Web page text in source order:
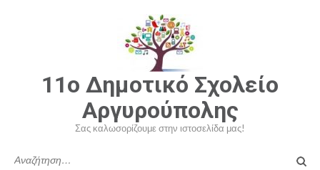
11o Δημοτικό Σχολείο
Αργυρούπολης
Σας καλωσορίζουμε στην ιστοσελίδα μας!